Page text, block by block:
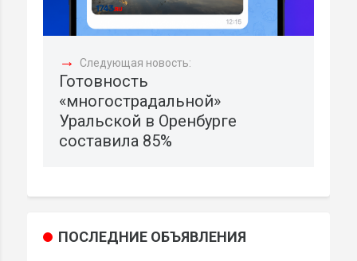
→ Следующая новость:
Готовность
«многострадальной»
Уральской в Оренбурге
составила 85%
ПОСЛЕДНИЕ ОБЪЯВЛЕНИЯ